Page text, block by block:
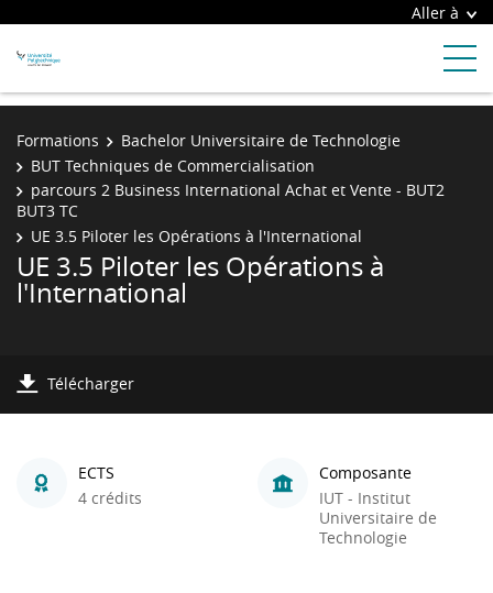
Aller à
Formations
Bachelor Universitaire de Technologie
BUT Techniques de Commercialisation
parcours 2 Business International Achat et Vente - BUT2
BUT3 TC
UE 3.5 Piloter les Opérations à l'International
UE 3.5 Piloter les Opérations à
l'International
Télécharger
ECTS
4 crédits
Composante
IUT - Institut
Universitaire de
Technologie